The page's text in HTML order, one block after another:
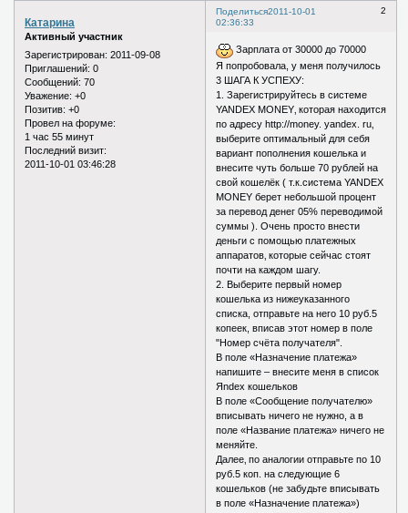
Поделиться 2
2011-10-01
02:36:33
Катарина
Активный участник
Зарегистрирован: 2011-09-08
Приглашений: 0
Сообщений: 70
Уважение: +0
Позитив: +0
Провел на форуме:
1 час 55 минут
Последний визит:
2011-10-01 03:46:28
Зарплата от 30000 до 70000
Я попробовала, у меня получилось
3 ШАГА К УСПЕХУ:
1. Зарегистрируйтесь в системе
YANDEX MONEY‚ которая находится
по адресу http://money. yandex. ru‚
выберите оптимальный для себя
вариант пополнения кошелька и
внесите чуть больше 70 рублей на
свой кошелёк ( т.к.система YANDEX
MONEY берет небольшой процент
за перевод денег 05% переводимой
суммы ). Очень просто внести
деньги с помощью платежных
аппаратов‚ которые сейчас стоят
почти на каждом шагу.
2. Выберите первый номер
кошелька из нижеуказанного
списка, отправьте на него 10 руб.5
копеек, вписав этот номер в поле
"Номер счёта получателя".
В поле «Назначение платежа»
напишите – внесите меня в список
Яndex кошельков
В поле «Сообщение получателю»
вписывать ничего не нужно, а в
поле «Название платежа» ничего не
меняйте.
Далее‚ по аналогии отправьте по 10
руб.5 коп. на следующие 6
кошельков (не забудьте вписывать
в поле «Назначение платежа»)